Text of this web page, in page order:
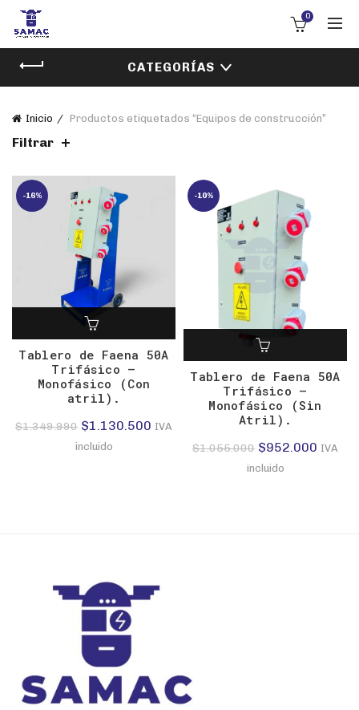
0
CATEGORÍAS
Inicio Productos etiquetados “Equipos de construcción”
Filtrar
-16%
Tablero de Faena 50A
Trifásico –
Monofásico (Con
atril).
$1.349.990 El
precio
$1.130.500 El
IVA
incluido
-10%
Tablero de Faena 50A
Trifásico –
Monofásico (Sin
Atril).
$1.055.000 El
precio
$952.000 El
IVA
incluido